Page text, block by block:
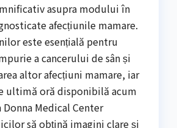
asupra modului în
afecțiunile mamare.
este esențială pentru
a cancerului de sân și
altor afecțiuni mamare, iar
ultimă oră disponibilă acum
Donna Medical Center
să obțină imagini clare și